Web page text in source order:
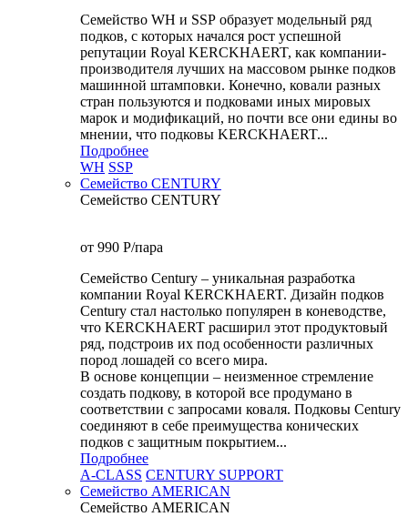
Семейство WH и SSP образует модельный ряд
подков, с которых начался рост успешной
репутации Royal KERCKHAERT, как компании-
производителя лучших на массовом рынке подков
машинной штамповки. Конечно, ковали разных
стран пользуются и подковами иных мировых
марок и модификаций, но почти все они едины во
мнении, что подковы KERCKHAERT...
Подробнее
WH SSP
Семейство CENTURY
Семейство CENTURY
от 990 P/пара
Семейство Century – уникальная разработка
компании Royal KERCKHAERT. Дизайн подков
Century стал настолько популярен в коневодстве,
что KERCKHAERT расширил этот продуктовый
ряд, подстроив их под особенности различных
пород лошадей со всего мира.
В основе концепции – неизменное стремление
создать подкову, в которой все продумано в
соответствии с запросами коваля. Подковы Century
cоединяют в себе преимущества конических
подков с защитным покрытием...
Подробнее
A-CLASS CENTURY SUPPORT
Семейство AMERICAN
Семейство AMERICAN